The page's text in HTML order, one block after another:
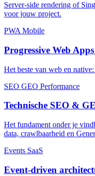
Server-side rendering of
voor jouw project.
PWA Mobile
Progressive Web
Het beste van web en
SEO GEO Performance
Technische SEO &
Het fundament onder je
data, crawlbaarheid en
Events SaaS
Event-driven